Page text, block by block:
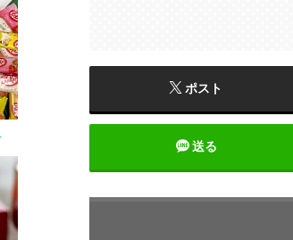
ポスト
送る